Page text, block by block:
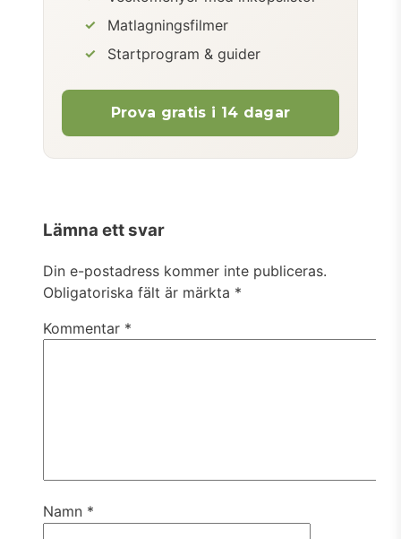
Matlagningsfilmer
Startprogram & guider
Prova gratis i 14 dagar
Lämna ett svar
Din e-postadress kommer inte publiceras.
Obligatoriska fält är märkta *
Kommentar *
Namn *